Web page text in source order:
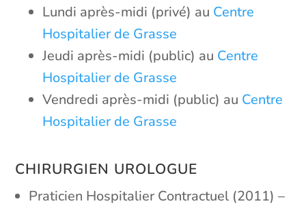
Lundi après-midi (privé) au Centre
Hospitalier de Grasse
Jeudi après-midi (public) au Centre
Hospitalier de Grasse
Vendredi après-midi (public) au Centre
Hospitalier de Grasse
CHIRURGIEN UROLOGUE
Praticien Hospitalier Contractuel (2011) –